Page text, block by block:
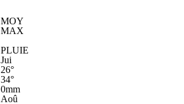
MOY
MAX
PLUIE
Jui
26°
34°
0mm
Aoû